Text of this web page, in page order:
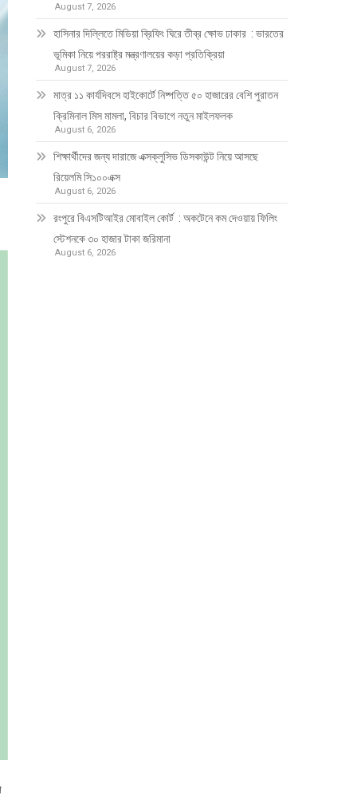
August 7, 2026
হাসিনার দিল্লিতে মিডিয়া ব্রিফিং ঘিরে তীব্র ক্ষোভ ঢাকার : ভারতের
ভূমিকা নিয়ে পররাষ্ট্র মন্ত্রণালয়ের কড়া প্রতিক্রিয়া
August 7, 2026
মাত্র ১১ কার্যদিবসে হাইকোর্টে নিষ্পত্তি ৫০ হাজারের বেশি পুরাতন
ক্রিমিনাল মিস মামলা, বিচার বিভাগে নতুন মাইলফলক
August 6, 2026
শিক্ষার্থীদের জন্য দারাজে এক্সক্লুসিভ ডিসকাউন্ট নিয়ে আসছে
রিয়েলমি সি১০০এক্স
August 6, 2026
রংপুরে বিএসটিআইর মোবাইল কোর্ট : অকটেনে কম দেওয়ায় ফিলিং
স্টেশনকে ৩০ হাজার টাকা জরিমানা
August 6, 2026